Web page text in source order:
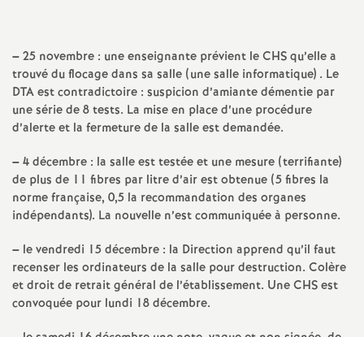
t
i
o
n
a
l
d
–25 novembre : une enseignante prévient leCHSqu’elle a
trouvé du flocage dans sa salle (une salle informatique) . Le
DTAest contradictoire : suspicion d’amiante démentie par
une série de 8 tests. La mise en place d’une procédure
d’alerte et la fermeture de la salle est demandée.
–4 décembre : la salle est testée et une mesure (terrifiante)
de plus de 11 fibres par litre d’air est obtenue (5 fibres la
norme française, 0,5 la recommandation des organes
indépendants). La nouvelle n’est communiquée à personne.
– le vendredi 15 décembre : la Direction apprend qu’il faut
recenser les ordinateurs de la salle pour destruction. Colère
et droit de retrait général de l’établissement. UneCHSest
convoquée pour lundi 18 décembre.